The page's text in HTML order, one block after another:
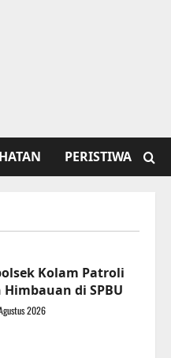
PERISTIWA
Kolam Patroli
Himbauan di SPBU
2026